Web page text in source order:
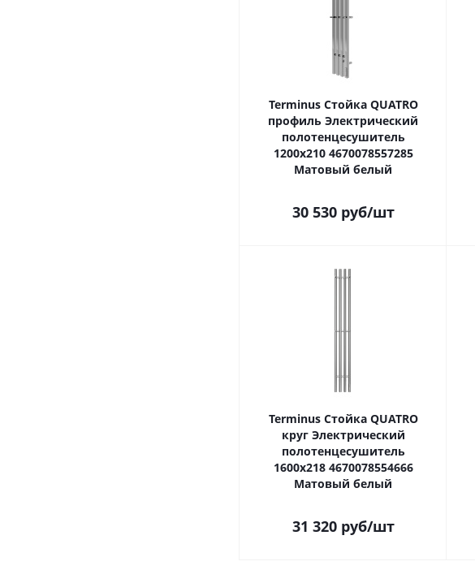
Terminus Стойка QUATRO
профиль Электрический
полотенцесушитель
1200х210 4670078557285
Матовый белый
30 530руб/шт
Terminus Стойка QUATRO
круг Электрический
полотенцесушитель
1600х218 4670078554666
Матовый белый
31 320руб/шт